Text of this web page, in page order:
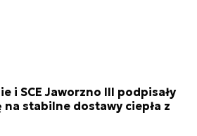
i SCE Jaworzno III podpisały
na stabilne dostawy ciepła z